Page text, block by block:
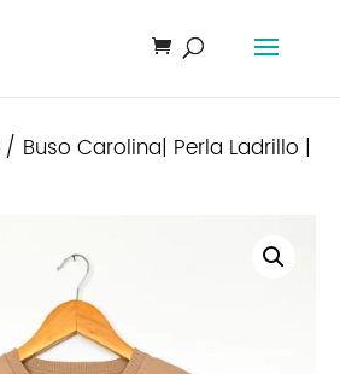
/ Buso Carolina| Perla Ladrillo |